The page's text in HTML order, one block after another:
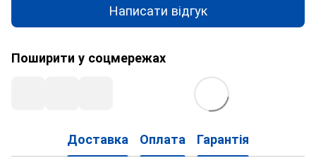
Написати відгук
Поширити у соцмережах
Доставка Оплата Гарантія